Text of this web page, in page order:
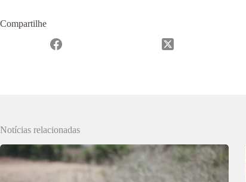
Compartilhe
Notícias relacionadas